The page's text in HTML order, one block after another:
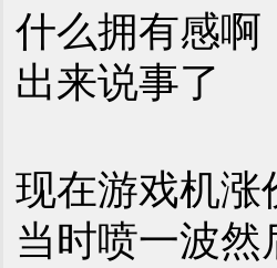
什么拥有感
出来说事了
现在游戏机
当时喷一波